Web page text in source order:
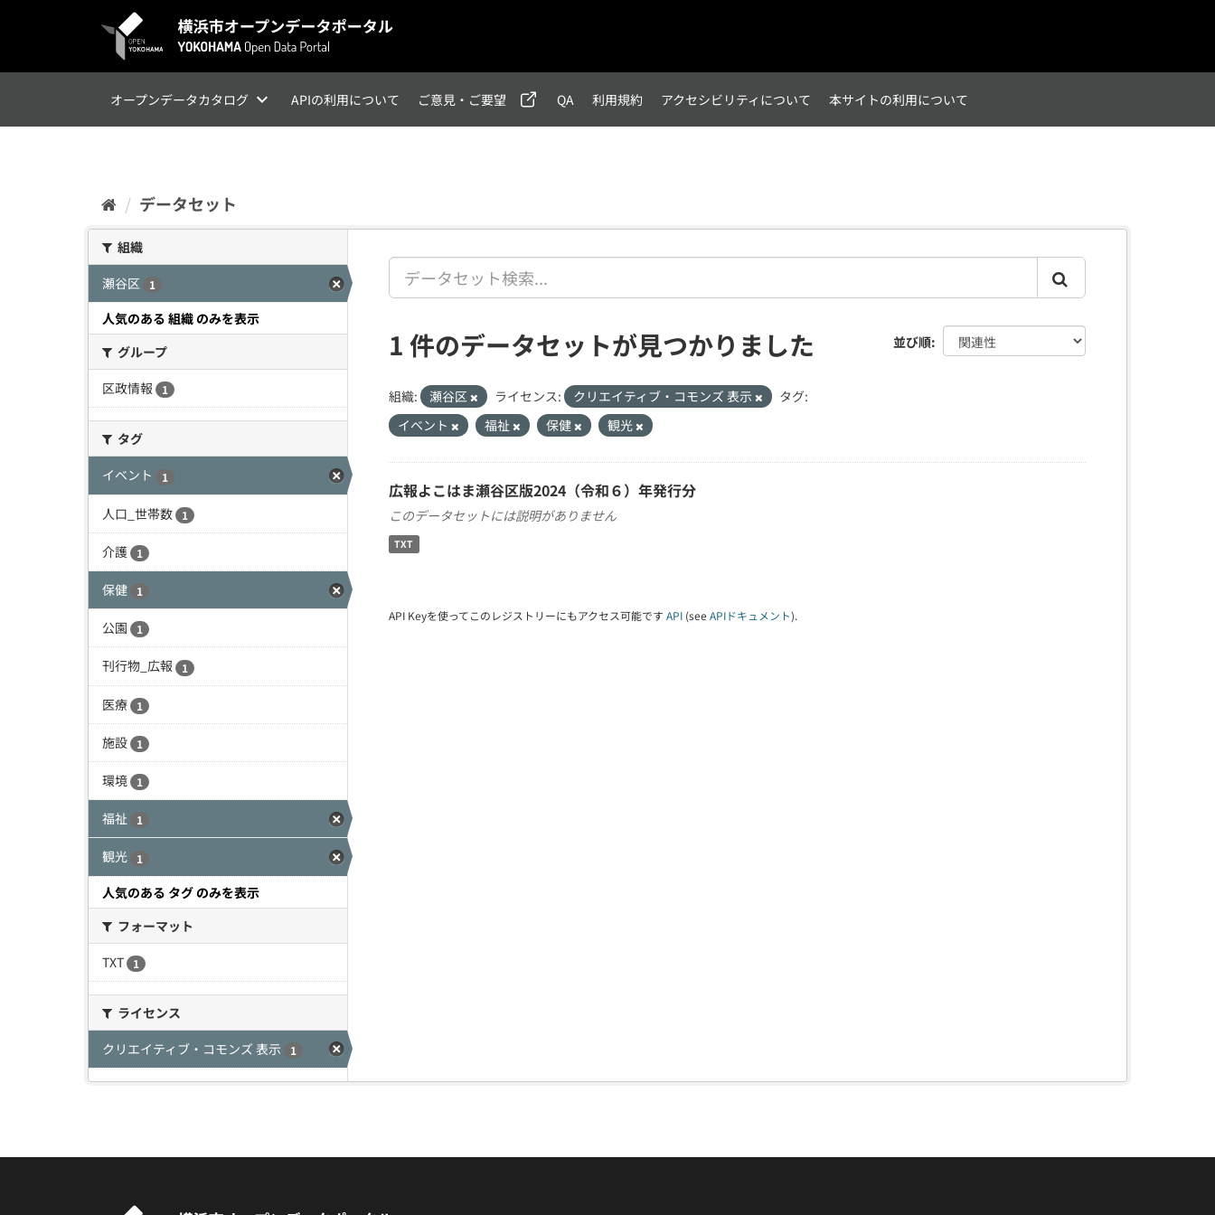
オープンデータカタログ APIの利用について ご意見・ご要望 QA 利用規約 アクセシビリティについて 本サイトの利用について
データセット
組織
瀬谷区
1
人気のある 組織 のみを表示
グループ
区政情報
1
タグ
イベント
1
人口_世帯数 1
介護 1
保健 1
公園 1
刊行物_広報 1
医療 1
施設 1
環境 1
福祉 1
観光 1
人気のある タグ のみを表示
フォーマット
TXT
1
ライセンス
クリエイティブ・コモンズ 表示
1
並び順
1 件のデータセットが見つかりました
組織: 瀬谷区 ライセンス: クリエイティブ・コモンズ 表示
タグ:
イベント
福祉 保健 観光
広報よこはま瀬谷区版2024（令和６）年発行分
このデータセットには説明がありません
TXT
API Keyを使ってこのレジストリーにもアクセス可能です API (see APIドキュメント).